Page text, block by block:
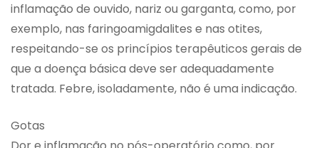
inflamação de ouvido, nariz ou garganta, como, por
exemplo, nas faringoamigdalites e nas otites,
respeitando-se os princípios terapêuticos gerais de
que a doença básica deve ser adequadamente
tratada. Febre, isoladamente, não é uma indicação.
Gotas